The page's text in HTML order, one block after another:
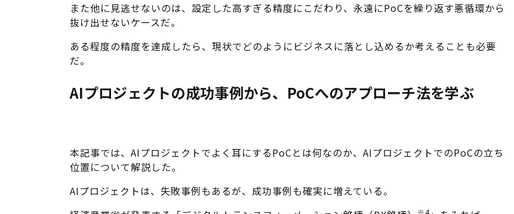
また他に見逃せないのは、設定した高すぎる精度にこだわり、永遠にPoCを繰り返す悪循環から
抜け出せないケースだ。
ある程度の精度を達成したら、現状でどのようにビジネスに落とし込めるか考えることも必要
だ。
AIプロジェクトの成功事例から、PoCへのアプローチ法を学ぶ
本記事では、AIプロジェクトでよく耳にするPoCとは何なのか、AIプロジェクトでのPoCの立ち
位置について解説した。
AIプロジェクトは、失敗事例もあるが、成功事例も確実に増えている。
※4